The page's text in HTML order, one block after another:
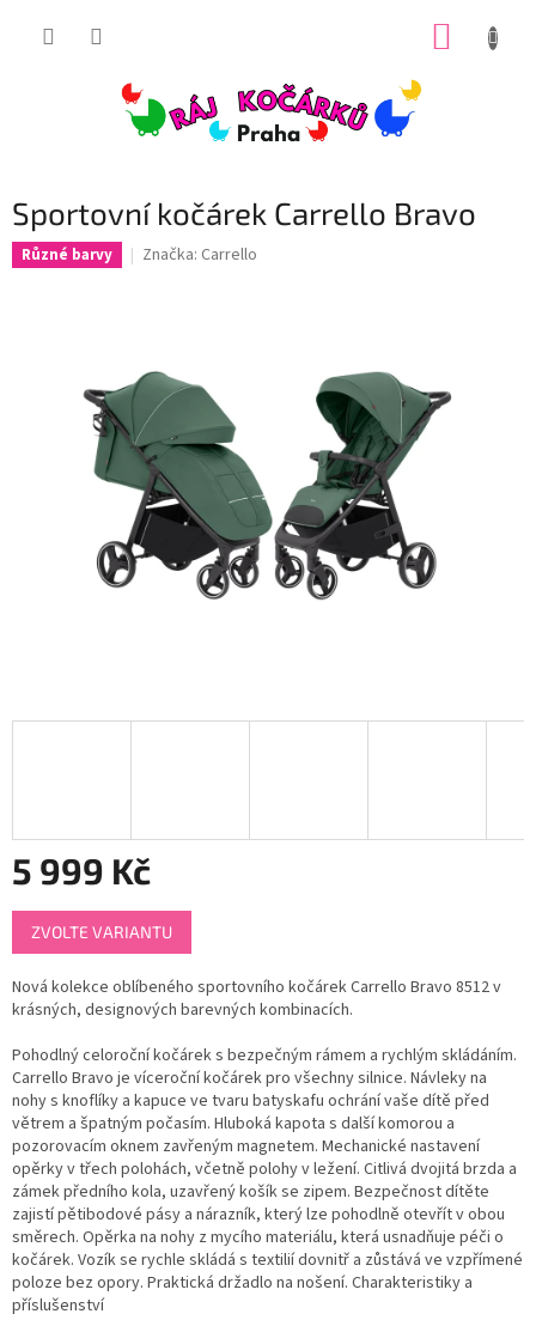
Sportovní kočárek Carrello Bravo
Různé barvy Značka: Carrello
5 999 Kč
Měrná
cena:
ZVOLTE VARIANTU
Nová kolekce oblíbeného sportovního kočárek Carrello Bravo 8512 v
krásných, designových barevných kombinacích.
Pohodlný celoroční kočárek s bezpečným rámem a rychlým skládáním.
Carrello Bravo je víceroční kočárek pro všechny silnice. Návleky na
nohy s knoflíky a kapuce ve tvaru batyskafu ochrání vaše dítě před
větrem a špatným počasím. Hluboká kapota s další komorou a
pozorovacím oknem zavřeným magnetem. Mechanické nastavení
opěrky v třech polohách, včetně polohy v ležení. Citlivá dvojitá brzda a
zámek předního kola, uzavřený košík se zipem. Bezpečnost dítěte
zajistí pětibodové pásy a nárazník, který lze pohodlně otevřít v obou
směrech. Opěrka na nohy z mycího materiálu, která usnadňuje péči o
kočárek. Vozík se rychle skládá s textilií dovnitř a zůstává ve vzpřímené
poloze bez opory. Praktická držadlo na nošení. Charakteristiky a
příslušenství